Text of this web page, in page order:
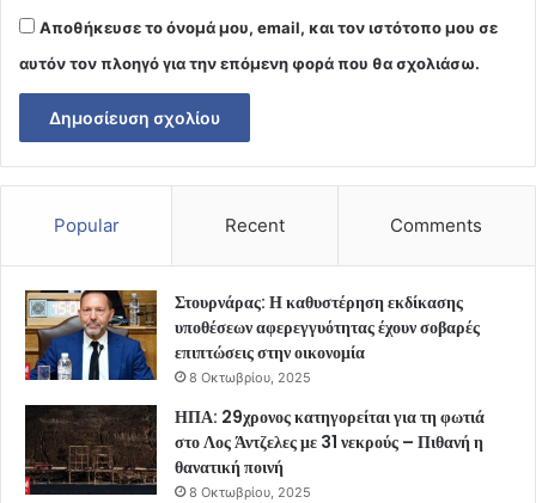
Αποθήκευσε το όνομά μου, email, και τον ιστότοπο μου σε
αυτόν τον πλοηγό για την επόμενη φορά που θα σχολιάσω.
Popular Recent Comments
Στουρνάρας: Η καθυστέρηση εκδίκασης
υποθέσεων αφερεγγυότητας έχουν σοβαρές
επιπτώσεις στην οικονομία
8 Οκτωβρίου, 2025
ΗΠΑ: 29χρονος κατηγορείται για τη φωτιά
στο Λος Άντζελες με 31 νεκρούς – Πιθανή η
θανατική ποινή
8 Οκτωβρίου, 2025